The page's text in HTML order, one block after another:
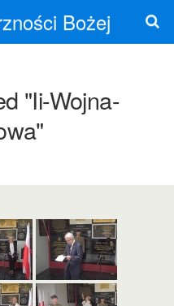
Bożej
"ii-Wojna-